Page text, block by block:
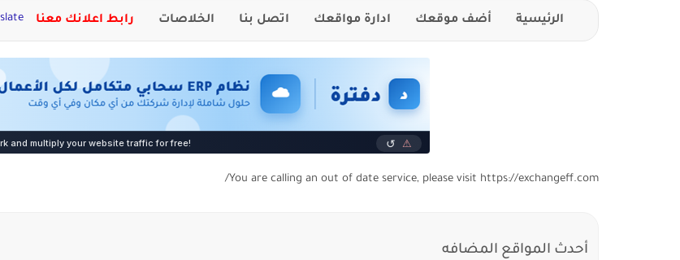
الرئيسية أضف موقعك ادارة مواقعك اتصل بنا الخلاصات رابط اعلانك معنا
You are calling an out of date service, please visit https://exchangeff.com/
أحدث المواقع المضافه